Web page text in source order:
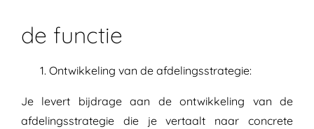
de functie
Ontwikkeling van de afdelingsstrategie:
Je levert bijdrage aan de ontwikkeling van de
afdelingsstrategie die je vertaalt naar concrete